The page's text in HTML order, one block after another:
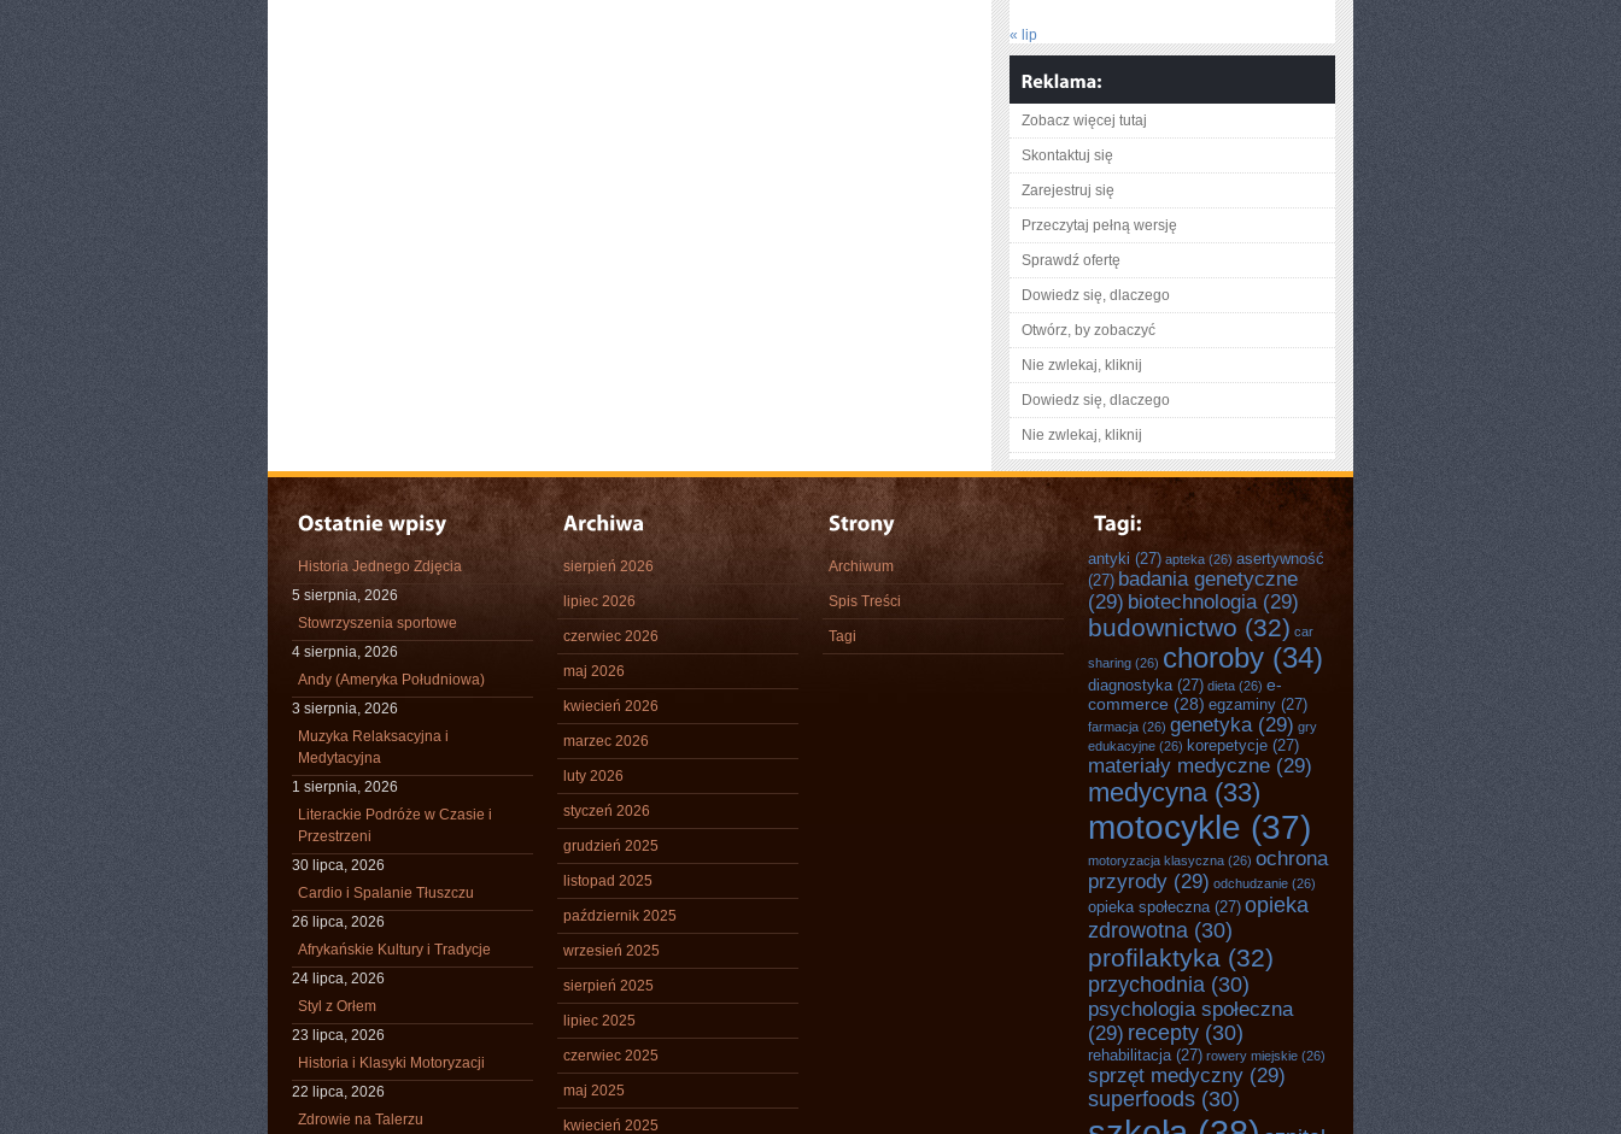
« lip
Zobacz więcej tutaj
Skontaktuj się
Zarejestruj się
Przeczytaj pełną wersję
Sprawdź ofertę
Dowiedz się, dlaczego
Otwórz, by zobaczyć
Nie zwlekaj, kliknij
Dowiedz się, dlaczego
Nie zwlekaj, kliknij
Historia Jednego Zdjęcia
5 sierpnia, 2026
Stowrzyszenia sportowe
4 sierpnia, 2026
Andy (Ameryka Południowa)
3 sierpnia, 2026
Muzyka Relaksacyjna i
Medytacyjna
1 sierpnia, 2026
Literackie Podróże w Czasie i
Przestrzeni
30 lipca, 2026
Cardio i Spalanie Tłuszczu
26 lipca, 2026
Afrykańskie Kultury i Tradycje
24 lipca, 2026
Styl z Orłem
23 lipca, 2026
Historia i Klasyki Motoryzacji
22 lipca, 2026
Zdrowie na Talerzu
sierpień 2026
lipiec 2026
czerwiec 2026
maj 2026
kwiecień 2026
marzec 2026
luty 2026
styczeń 2026
grudzień 2025
listopad 2025
październik 2025
wrzesień 2025
sierpień 2025
lipiec 2025
czerwiec 2025
maj 2025
kwiecień 2025
Archiwum
Spis Treści
Tagi
antyki (27) apteka (26) asertywność
(27) badania genetyczne
(29) biotechnologia (29)
budownictwo (32) car
sharing (26) choroby (34)
diagnostyka(27) dieta (26) e-
commerce (28) egzaminy (27)
farmacja (26) genetyka (29) gry
edukacyjne (26) korepetycje (27)
materiały medyczne (29)
medycyna(33)
motocykle (37)
motoryzacja klasyczna (26) ochrona
przyrody (29) odchudzanie (26)
opieka społeczna(27) opieka
zdrowotna (30)
profilaktyka (32)
przychodnia (30)
psychologia społeczna
(29) recepty (30)
rehabilitacja(27) rowery miejskie (26)
sprzęt medyczny (29)
superfoods (30)